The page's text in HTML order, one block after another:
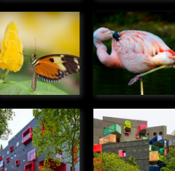
Danaus
chrysippus
» Microcosmos
Flamant
rose du
Chili
» Faune
Immeuble
Av Emile
Zola,
Immeuble
allée R.
Doisneau,